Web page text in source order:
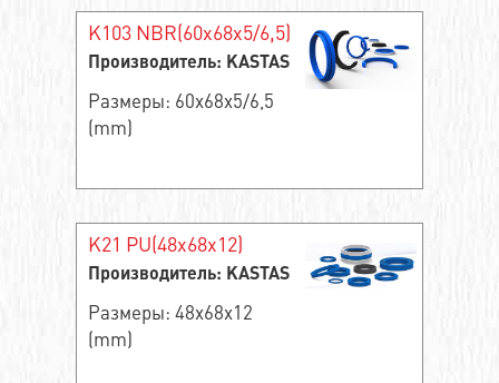
K103 NBR(60x68x5/6,5)
Производитель: KASTAS
Размеры: 60x68x5/6,5
(mm)
K21 PU(48x68x12)
Производитель: KASTAS
Размеры: 48x68x12
(mm)